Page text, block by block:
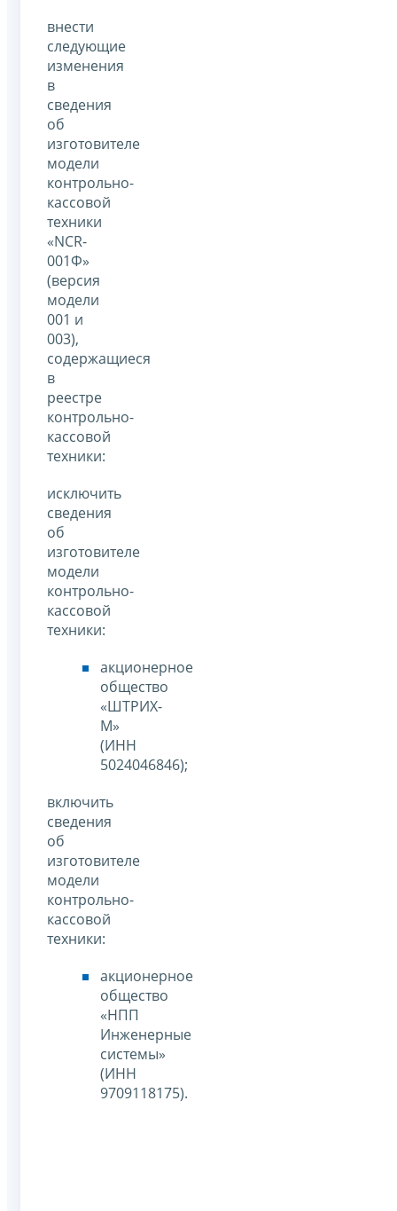
внести
следующие
изменения
в
сведения
об
изготовителе
модели
контрольно-
кассовой
техники
«NCR-
001Ф»
(версия
модели
001 и
003),
содержащиеся
в
реестре
контрольно-
кассовой
техники:
исключить
сведения
об
изготовителе
модели
контрольно-
кассовой
техники:
акционерное
общество
«ШТРИХ-
М»
(ИНН
5024046846);
включить
сведения
об
изготовителе
модели
контрольно-
кассовой
техники:
акционерное
общество
«НПП
Инженерные
системы»
(ИНН
9709118175).